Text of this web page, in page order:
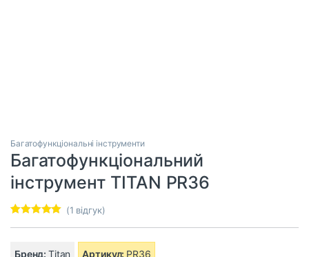
Багатофункціональні інструменти
Багатофункціональний
інструмент TITAN PR36
опитування
(1 відгук)
Бренд:Titan Артикул: PR36